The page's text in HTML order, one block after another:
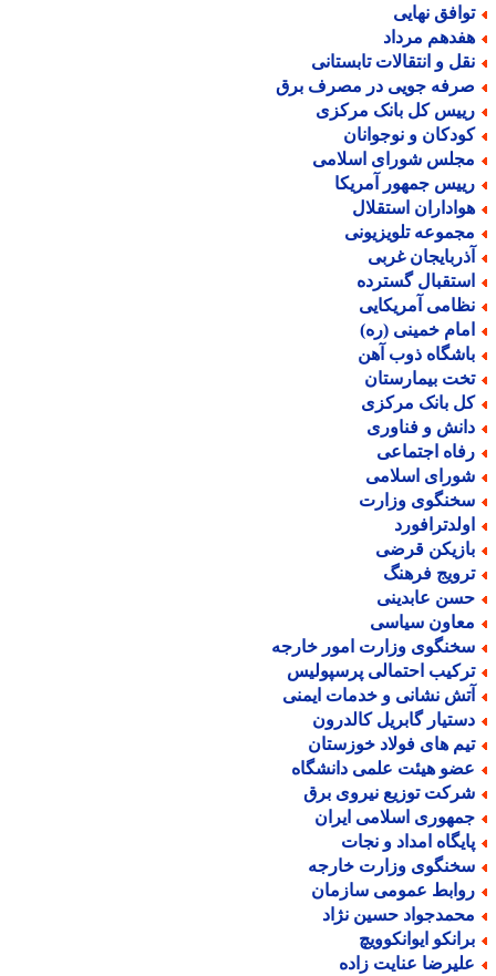
نهایی
مرداد
و انتقالات تابستانی
جویی در مصرف برق
کل بانک مرکزی
و نوجوانان
شورای اسلامی
جمهور آمریکا
استقلال
تلویزیونی
غربی
گسترده
آمریکایی
خمینی (ره)
ذوب آهن
بیمارستان
بانک مرکزی
و فناوری
اجتماعی
اسلامی
وزارت
قرضی
فرهنگ
عابدینی
سیاسی
وزارت امور خارجه
احتمالی پرسپولیس
نشانی و خدمات ایمنی
گابریل کالدرون
های فولاد خوزستان
هیئت علمی دانشگاه
توزیع نیروی برق
اسلامی ایران
امداد و نجات
وزارت خارجه
عمومی سازمان
حسین نژاد
ایوانکوویچ
عنایت زاده